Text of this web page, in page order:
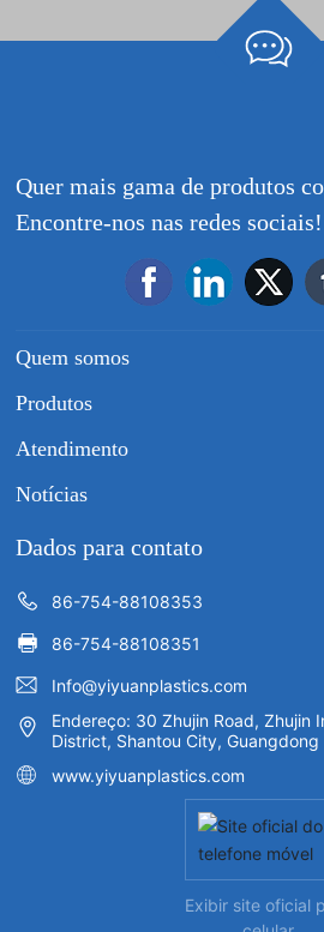
Quer mais gama de produtos
Encontre-nos nas redes sociais!
Quem somos
Produtos
Atendimento
Notícias
Dados para contato
86-754-88108353
86-754-88108351
Info@yiyuanplastics.com
Endereço: 30 Zhujin Road, Zhujin
District, Shantou City, Guangdong
www.yiyuanplastics.com
Exibir site oficial